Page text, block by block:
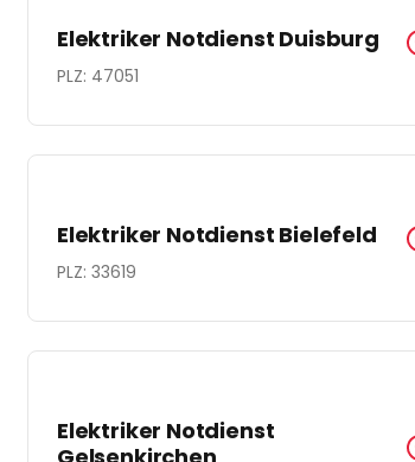
Elektriker Notdienst Duisburg
PLZ: 47051
Elektriker Notdienst Bielefeld
PLZ: 33619
Elektriker Notdienst